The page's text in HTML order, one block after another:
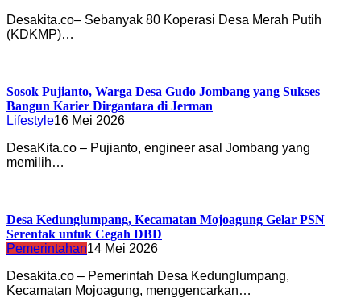
Desakita.co– Sebanyak 80 Koperasi Desa Merah Putih
(KDKMP)…
Sosok Pujianto, Warga Desa Gudo Jombang yang Sukses
Bangun Karier Dirgantara di Jerman
Lifestyle16 Mei 2026
DesaKita.co – Pujianto, engineer asal Jombang yang
memilih…
Desa Kedunglumpang, Kecamatan Mojoagung Gelar PSN
Serentak untuk Cegah DBD
Pemerintahan14 Mei 2026
Desakita.co – Pemerintah Desa Kedunglumpang,
Kecamatan Mojoagung, menggencarkan…